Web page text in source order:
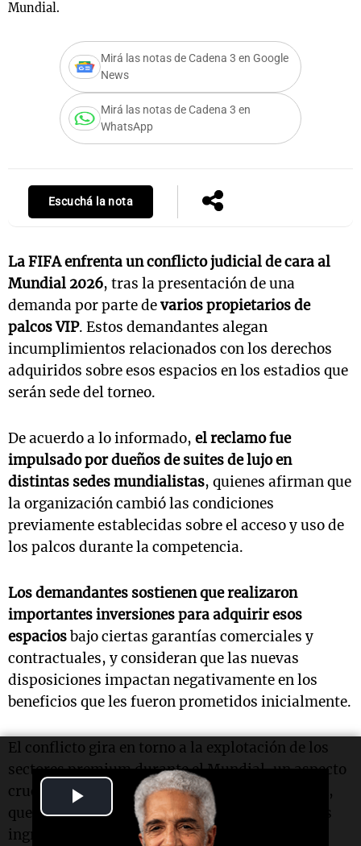
Play
Video
Mundial.
Mirá las notas de Cadena 3 en Google
News
Mirá las notas de Cadena 3 en
WhatsApp
Escuchá la nota
La FIFA enfrenta un conflicto judicial de cara al
Mundial 2026, tras la presentación de una
demanda por parte devarios propietarios de
palcos VIP. Estos demandantes alegan
incumplimientos relacionados con los derechos
adquiridos sobre esos espacios en los estadios que
serán sede del torneo.
De acuerdo a lo informado, el reclamo fue
impulsado por dueños de suites de lujo en
distintas sedes mundialistas, quienes afirman que
la organización cambió las condiciones
previamente establecidas sobre el acceso y uso de
los palcos durante la competencia.
Los demandantes sostienen que realizaron
importantes inversiones para adquirir esos
espaciosbajo ciertas garantías comerciales y
contractuales, y consideran que las nuevas
disposiciones impactan negativamente en los
beneficios que les fueron prometidos inicialmente.
El conflicto gira en torno a la explotación de los
sectores premium durante el Mundial, un aspecto
crucial dentro del modelo de negocio de la FIFA,
que suele reservar una parte significativa de los
ingresos relacionados con la hospitalidad, el